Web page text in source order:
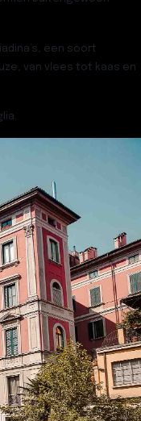
een soort
van vlees tot kaas en